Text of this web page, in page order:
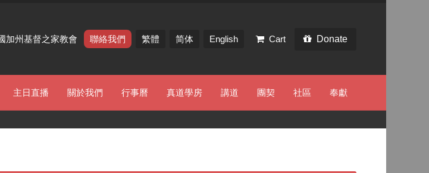
加州基督之家教會 聯絡我們 繁體 简体 English Cart Donate
主日直播 關於我們 行事曆 真道學房 講道 團契 社區 奉獻